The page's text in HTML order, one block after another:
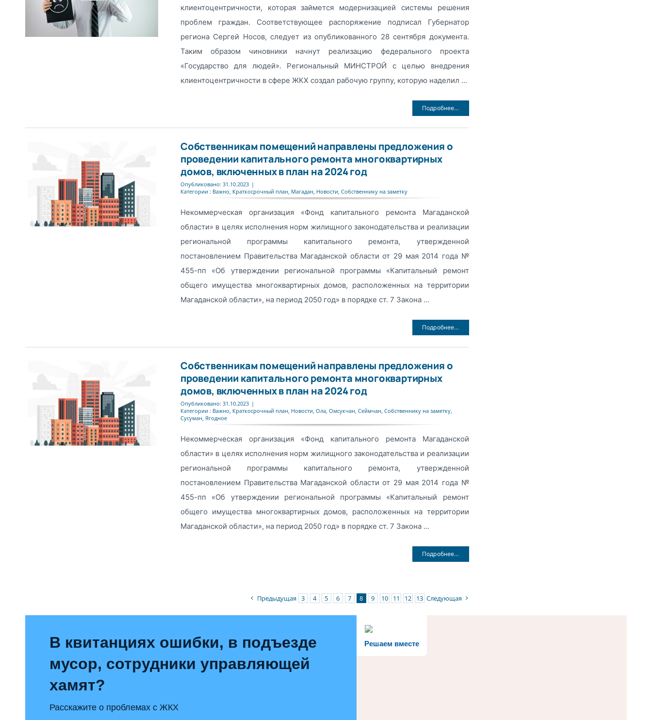
клиентоцентричности, которая займется модернизацией системы решения
проблем граждан. Соответствующее распоряжение подписал Губернатор
региона Сергей Носов, следует из опубликованного 28 сентября документа.
Таким образом чиновники начнут реализацию федерального проекта
«Государство для людей». Региональный МИНСТРОЙ с целью внедрения
клиентоцентричности в сфере ЖКХ создал рабочую группу, которую наделил ...
Подробнее…
Собственникам помещений направлены предложения о
проведении капитального ремонта многоквартирных
домов, включенных в план на 2024 год
Опубликовано: 31.10.2023 |
Категории : Важно, Краткосрочный план, Магадан, Новости, Собственнику на заметку
Некоммерческая организация «Фонд капитального ремонта Магаданской
области» в целях исполнения норм жилищного законодательства и реализации
региональной программы капитального ремонта, утвержденной
постановлением Правительства Магаданской области от 29 мая 2014 года №
455-пп «Об утверждении региональной программы «Капитальный ремонт
общего имущества многоквартирных домов, расположенных на территории
Магаданской области», на период 2050 год» в порядке ст. 7 Закона ...
Подробнее…
Собственникам помещений направлены предложения о
проведении капитального ремонта многоквартирных
домов, включенных в план на 2024 год
Опубликовано: 31.10.2023 |
Категории : Важно, Краткосрочный план, Новости, Ола, Омсукчан, Сеймчан, Собственнику на заметку,
Сусуман, Ягодное
Некоммерческая организация «Фонд капитального ремонта Магаданской
области» в целях исполнения норм жилищного законодательства и реализации
региональной программы капитального ремонта, утвержденной
постановлением Правительства Магаданской области от 29 мая 2014 года №
455-пп «Об утверждении региональной программы «Капитальный ремонт
общего имущества многоквартирных домов, расположенных на территории
Магаданской области», на период 2050 год» в порядке ст. 7 Закона ...
Подробнее…
Предыдущая 3 4 5 6 7 8 9 10 11 12 13 Следующая
Решаем вместе
В квитанциях ошибки, в подъезде
мусор, сотрудники управляющей
хамят?
Расскажите о проблемах с ЖКХ